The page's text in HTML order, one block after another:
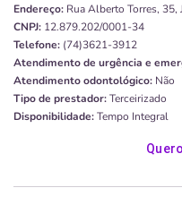
Endereço: Rua Alberto Torres,
CNPJ: 12.879.202/0001-34
Telefone: (74)3621-3912
Atendimento de urgência e
Atendimento odontológico: Não
Tipo de prestador:Terceirizado
Disponibilidade:Tempo Integral